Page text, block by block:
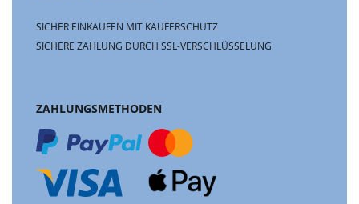
SICHER EINKAUFEN MIT KÄUFERSCHUTZ
SICHERE ZAHLUNG DURCH SSL-VERSCHLÜSSELUNG
ZAHLUNGSMETHODEN